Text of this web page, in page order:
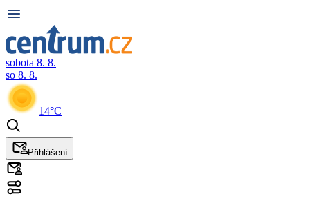
sobota 8. 8.
so 8. 8.
14°C
Přihlášení